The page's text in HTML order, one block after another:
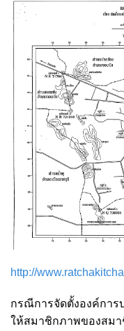
http://
กรณีการจัดตั้งองค์การ
ให้สมาชิกภาพของสม